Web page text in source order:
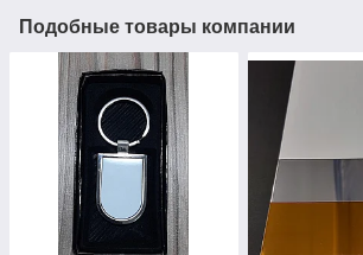
Подобные товары компании